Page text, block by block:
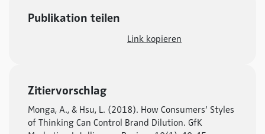
Publikation teilen
Link kopieren
Zitiervorschlag
Monga, A., & Hsu, L. (2018). How Consumers’ Styles
of Thinking Can Control Brand Dilution. GfK